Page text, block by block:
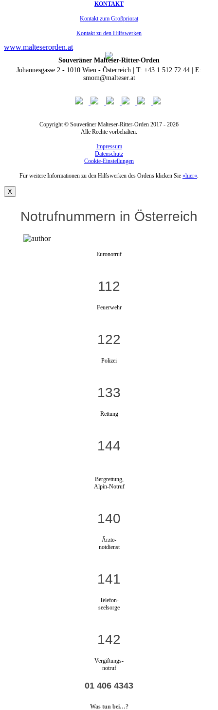
KONTAKT
Kontakt zum Großpriorat
Kontakt zu den Hilfswerken
www.malteserorden.at
Souveräner Malteser-Ritter-Orden
Johannesgasse 2 - 1010 Wien - Österreich | T: +43 1 512 72 44 | E:
smom@malteser.at
Copyright © Souveräner Malteser-Ritter-Orden 2017 - 2026
Alle Rechte vorbehalten.
Impressum
Datenschutz
Cookie-Einstellungen
Für weitere Informationen zu den Hilfswerken des Ordens klicken Sie »hier«
X
Notrufnummern in Österreich
Euronotruf
112
Feuerwehr
122
Polizei
133
Rettung
144
Bergrettung,
Alpin-Notruf
140
Ärzte-
notdienst
141
Telefon-
seelsorge
142
Vergiftungs-
notruf
01 406 4343
Was tun bei…?